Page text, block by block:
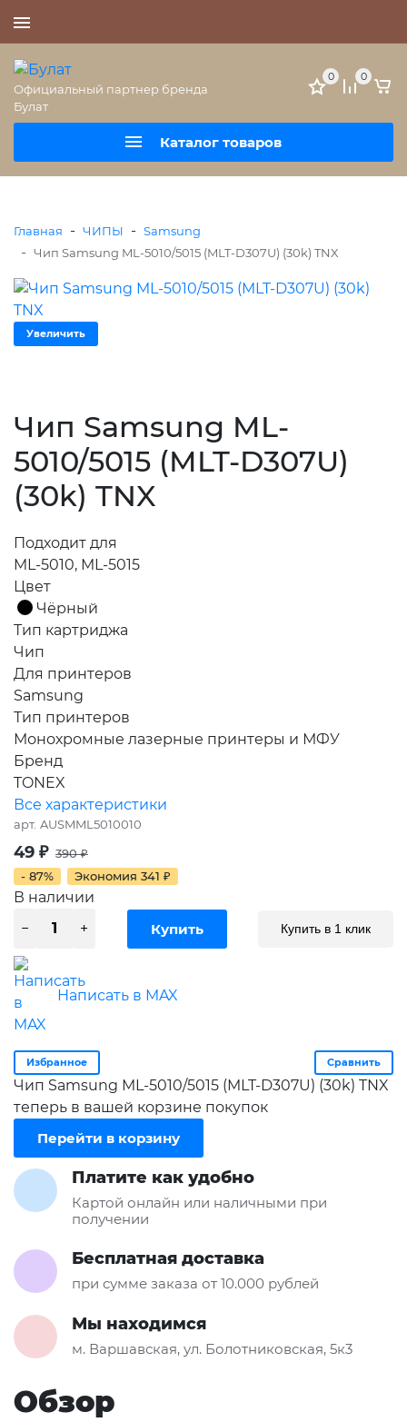
Официальный партнер бренда
Булат
Каталог товаров
0 0
Главная - ЧИПЫ - Samsung
- Чип Samsung ML-5010/5015 (MLT-D307U) (30k) TNX
Увеличить
Чип Samsung ML-
5010/5015 (MLT-D307U)
(30k) TNX
Подходит для
ML-5010, ML-5015
Цвет
Чёрный
Тип картриджа
Чип
Для принтеров
Samsung
Тип принтеров
Монохромные лазерные принтеры и МФУ
Бренд
TONEX
Все характеристики
арт. AUSMML5010010
49 ₽ 390₽
- 87%
Экономия 341 ₽
В наличии
Купить в 1 клик
Написать в MAX
Избранное Сравнить
Чип Samsung ML-5010/5015 (MLT-D307U) (30k) TNX
теперь в вашей корзине покупок
Перейти в корзину
Платите как удобно
Картой онлайн или наличными при
получении
Бесплатная доставка
при сумме заказа от 10.000 рублей
Мы находимся
м. Варшавская, ул. Болотниковская, 5к3
Обзор